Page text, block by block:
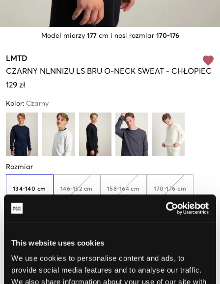
This website uses cookies
We use cookies to personalise content and ads, to
provide social media features and to analyse our traffic.
We also share information about your use of our site with
Model mierzy 177 cm i nosi rozmiar 170-176
LMTD
CZARNY NLNNIZU LS BRU O-NECK SWEAT - CHŁOPIEC
129 zł
Kolor: Czarny
Rozmiar
134-140 cm
Tylko
dostępny
146-152 cm 158-164 cm 170-176 cm
Opinia o rozmiarze
Mały Idealny